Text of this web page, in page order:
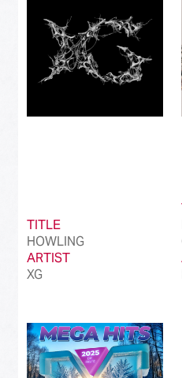
TITLE
HOWLING
ARTIST
XG